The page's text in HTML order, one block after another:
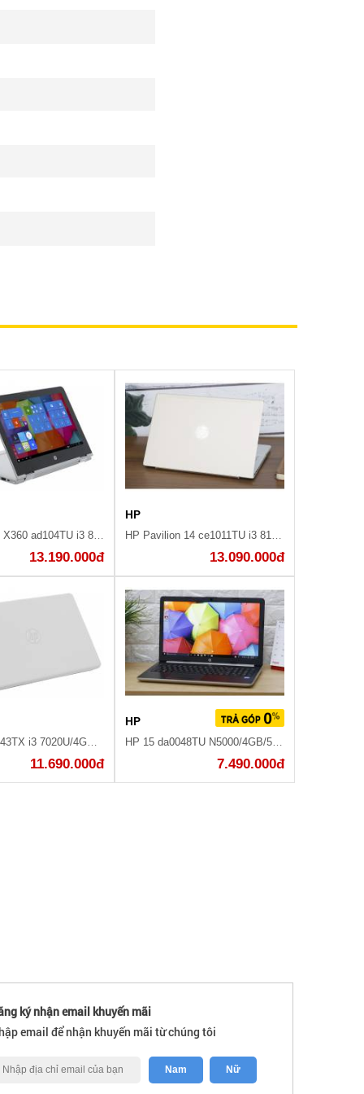
HP Pavilion X360 ad104TU i3 8130U/4GB/500GB/Win10/(4MF13PA)
13.190.000đ
HP
HP Pavilion 14 ce1011TU i3 8145U/4GB/1TB/Win10 (5JN17PA)
13.090.000đ
HP 15 da0443TX i3 7020U/4GB/1TB MX110/Win10 (5SL06PA)
11.690.000đ
HP
HP 15 da0048TU N5000/4GB/500GB/Win10/(4ME63PA)
7.490.000đ
ký nhận email khuyến mãi
email để nhận khuyến mãi từ chúng tôi